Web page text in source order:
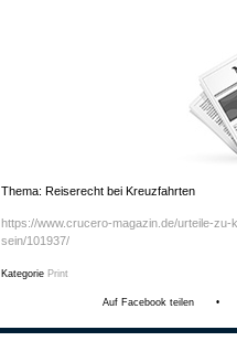
Thema: Reiserecht bei Kreuzfahrten
https://www.crucero-magazin.de/urteile-
sein/101937/
Kategorie Print
Auf Facebook teilen •